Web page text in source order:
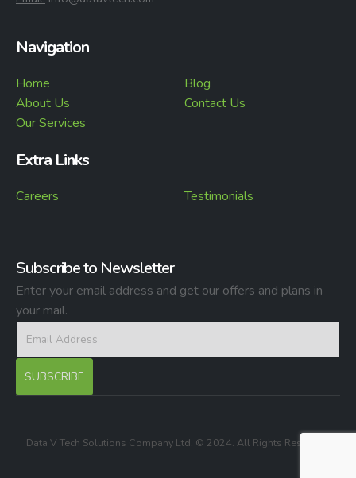
Navigation
Home
About Us
Our Services
Blog
Contact Us
Extra Links
Careers Testimonials
Subscribe to Newsletter
Enter your email address and get our offers and plans in
your mail.
Data V Tech Solutions Company Ltd. © 2024. All Rights Reserved.